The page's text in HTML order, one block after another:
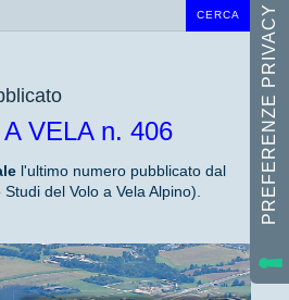
CERCA
VELA n. 406
l'ultimo numero pubblicato dal
del Volo a Vela Alpino).